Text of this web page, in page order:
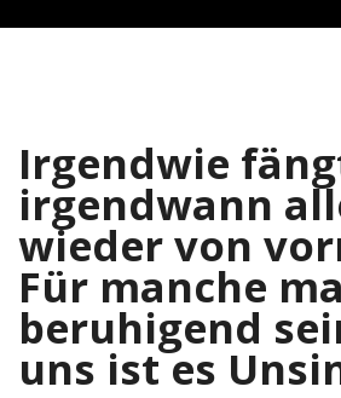
Irgendwie
irgendwann
wieder von
Für manche
beruhigend
uns ist es